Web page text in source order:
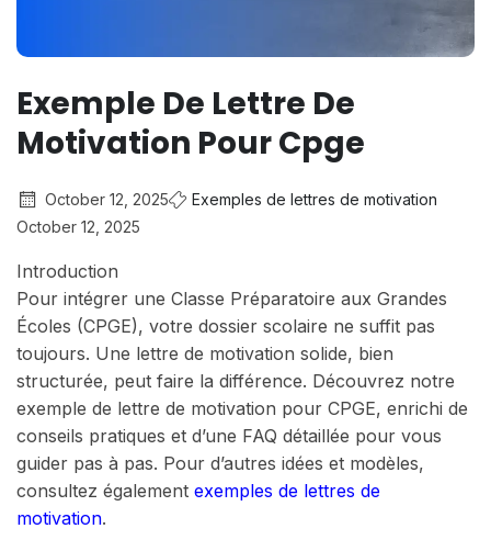
Exemple De Lettre De
Motivation Pour Cpge
October 12, 2025
Exemples de lettres de motivation
October 12, 2025
Introduction
Pour intégrer une Classe Préparatoire aux Grandes
Écoles (CPGE), votre dossier scolaire ne suffit pas
toujours. Une lettre de motivation solide, bien
structurée, peut faire la différence. Découvrez notre
exemple de lettre de motivation pour CPGE, enrichi de
conseils pratiques et d’une FAQ détaillée pour vous
guider pas à pas. Pour d’autres idées et modèles,
consultez également exemples de lettres de
motivation.